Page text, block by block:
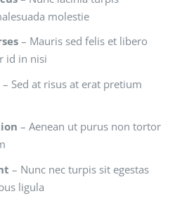
molestie
– Mauris sed felis et libero
id in nisi
– Sed at risus at erat pretium
– Aenean ut purus non tortor
– Nunc nec turpis sit egestas
ligula